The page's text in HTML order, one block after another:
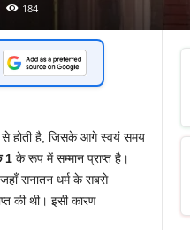
184
से होती है, जिसके आगे स्वयं समय
1के रूप में सम्मान प्राप्त है।
जहाँ सनातन धर्म के सबसे
की थी। इसी कारण